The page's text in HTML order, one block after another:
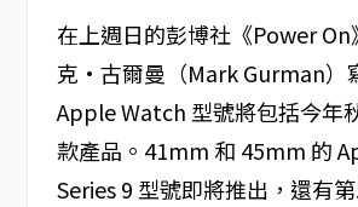
在上週日的彭博社《Power
克·古爾曼（Mark Gurman）
Apple Watch 型號將包括今年
款產品。41mm 和 45mm 的
Series 9 型號即將推出，還有